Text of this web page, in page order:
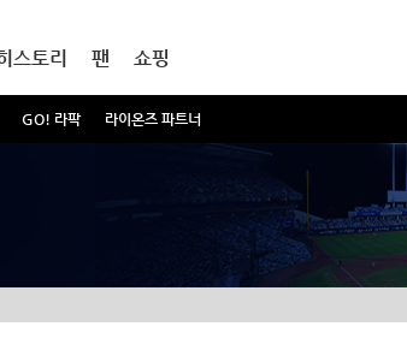
GO! 라팍 라이온즈 파트너
스토리 팬 쇼핑